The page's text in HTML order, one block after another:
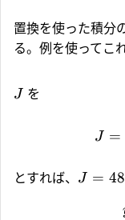
置換を使った積分
る。例を使ってこ
J を
J =
とすれば、 J = 48